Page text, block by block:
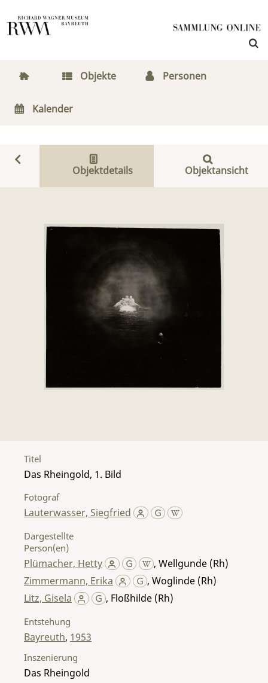
Objekte Personen
Kalender
Objektdetails Objektansicht
Titel
Das Rheingold, 1. Bild
Fotograf
Lauterwasser, Siegfried
Dargestellte
Person(en)
Plümacher, Hetty , Wellgunde (Rh)
Zimmermann, Erika
,Woglinde (Rh)
Litz, Gisela
, Floßhilde (Rh)
Entstehung
Bayreuth, 1953
Inszenierung
Das Rheingold